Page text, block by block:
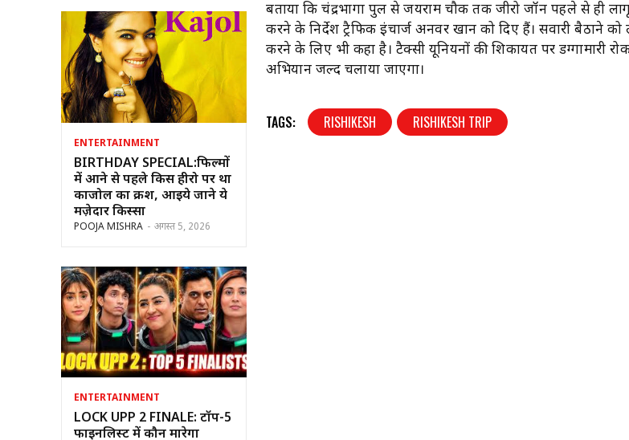
ENTERTAINMENT
BIRTHDAY SPECIAL:फिल्मों
में आने से पहले किस हीरो पर था
काजोल का क्रश, आइये जाने ये
मज़ेदार किस्सा
POOJA MISHRA - अगस्त 5, 2026
ENTERTAINMENT
LOCK UPP 2 FINALE: टॉप-5
फाइनलिस्ट में कौन मारेगा
बताया कि चंद्रभागा पुल से जयराम चौक तक जीरो जॉन पहले से ही
करने के निर्देश ट्रैफिक इंचार्ज अनवर खान को दिए हैं। सवारी बैठाने
करने के लिए भी कहा है। टैक्सी यूनियनों की शिकायत पर डग्गामारी
अभियान जल्द चलाया जाएगा।
TAGS: RISHIKESH RISHIKESH TRIP